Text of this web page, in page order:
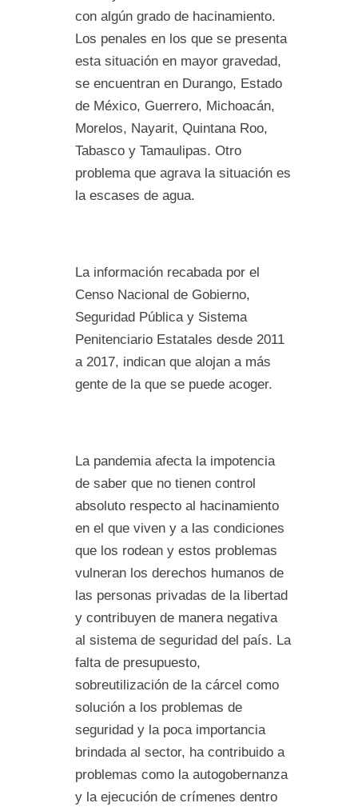
con algún grado de hacinamiento.
Los penales en los que se presenta
esta situación en mayor gravedad,
se encuentran en Durango, Estado
de México, Guerrero, Michoacán,
Morelos, Nayarit, Quintana Roo,
Tabasco y Tamaulipas. Otro
problema que agrava la situación es
la escases de agua.
La información recabada por el
Censo Nacional de Gobierno,
Seguridad Pública y Sistema
Penitenciario Estatales desde 2011
a 2017, indican que alojan a más
gente de la que se puede acoger.
La pandemia afecta la impotencia
de saber que no tienen control
absoluto respecto al hacinamiento
en el que viven y a las condiciones
que los rodean y estos problemas
vulneran los derechos humanos de
las personas privadas de la libertad
y contribuyen de manera negativa
al sistema de seguridad del país. La
falta de presupuesto,
sobreutilización de la cárcel como
solución a los problemas de
seguridad y la poca importancia
brindada al sector, ha contribuido a
problemas como la autogobernanza
y la ejecución de crímenes dentro